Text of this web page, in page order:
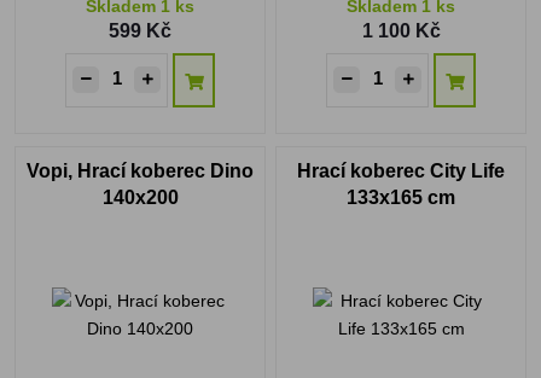
Skladem 1 ks
599 Kč
Skladem 1 ks
1 100 Kč
Vopi, Hrací koberec Dino
140x200
Hrací koberec City Life
133x165 cm